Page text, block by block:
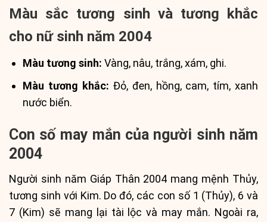
Màu sắc tương sinh và tương khắc
cho nữ sinh năm 2004
Màu tương sinh: Vàng, nâu, trắng, xám, ghi.
Màu tương khắc: Đỏ, đen, hồng, cam, tím, xanh
nước biển.
Con số may mắn của người sinh năm
2004
Người sinh năm Giáp Thân 2004 mang mệnh Thủy,
tương sinh với Kim. Do đó, các con số 1 (Thủy), 6 và
7 (Kim) sẽ mang lại tài lộc và may mắn. Ngoài ra,